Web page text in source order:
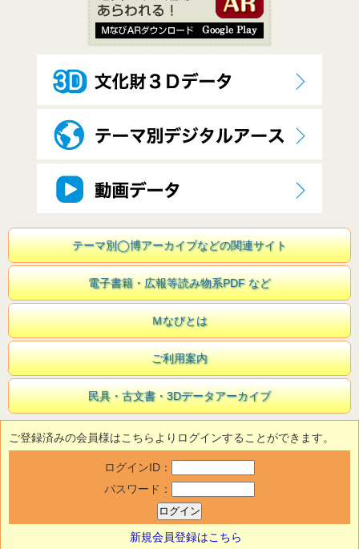
テーマ別◯博アーカイブなどの関連サイト
電子書籍・広報等読み物系PDF など
Ｍなびとは
ご利用案内
民具・古文書・3Dデータアーカイブ
ご登録済みの会員様はこちらよりログインすることができます。
ログインID：
パスワード：
新規会員登録はこちら